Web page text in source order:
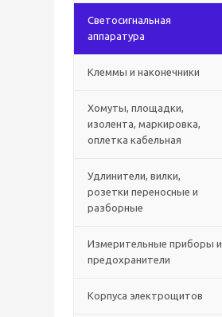
Светосигнальная
аппаратура
Клеммы и наконечники
Хомуты, площадки,
изолента, маркировка,
оплетка кабельная
Удлинители, вилки,
розетки переносные и
разборные
Измерительные приборы и
предохранители
Корпуса электрощитов